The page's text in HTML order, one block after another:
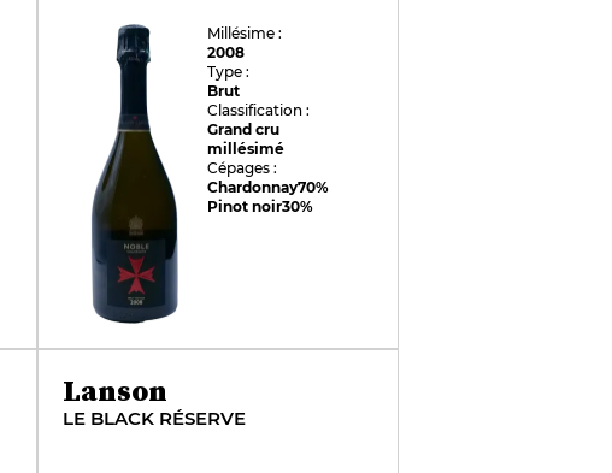
Millésime :
2008
Type :
Brut
Classification :
Grand cru
millésimé
Cépages :
Chardonnay70%
Pinot noir30%
Lanson
LE BLACK RÉSERVE